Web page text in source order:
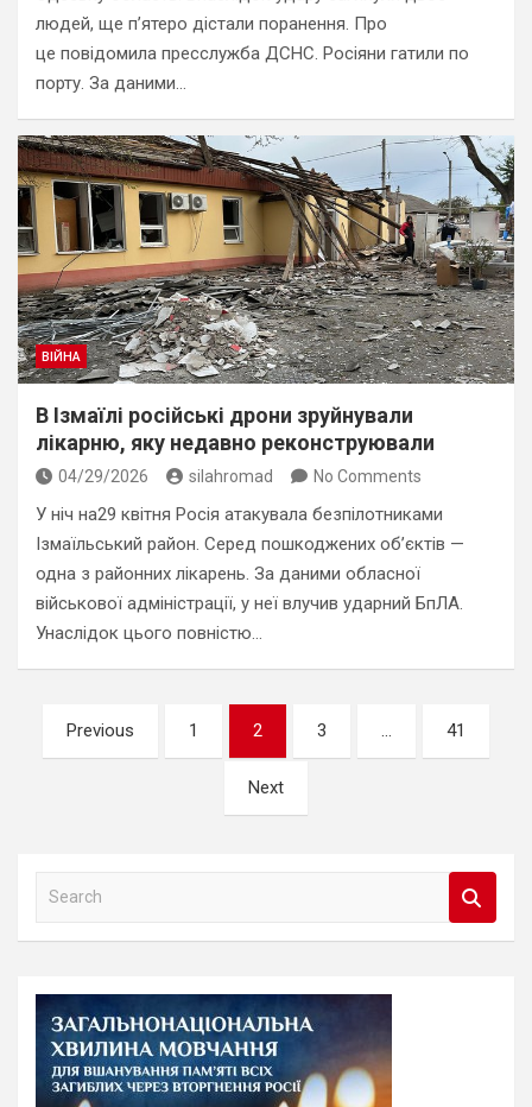
людей, ще п’ятеро дістали поранення. Про
це повідомила пресслужба ДСНС. Росіяни гатили по
порту. За даними…
ВІЙНА
В Ізмаїлі російські дрони зруйнували
лікарню, яку недавно реконструювали
04/29/2026 silahromad No Comments
У ніч на29 квітня Росія атакувала безпілотниками
Ізмаїльський район. Серед пошкоджених об’єктів —
одна з районних лікарень. За даними обласної
військової адміністрації, у неї влучив ударний БпЛА.
Унаслідок цього повністю…
Навігація
записів
Previous 1 2 3 … 41
Next
a